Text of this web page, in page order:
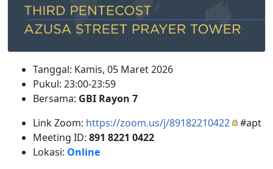
Tanggal: Kamis, 05 Maret 2026
Pukul: 23:00-23:59
Bersama: GBI Rayon 7
Link Zoom: https://zoom.us/j/89182210422 #apt
Meeting ID: 891 8221 0422
Lokasi: Online